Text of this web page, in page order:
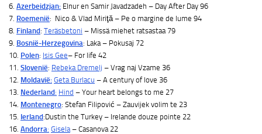
6. Azerbeidzjan: Elnur en Samir Javadzadeh – Day After Day 96
7. Roemenië: Nico & Vlad Miriţă – Pe o margine de lume 94
8. Finland: Teräsbetoni – Missä miehet ratsastaa 79
9. Bosnië-Herzegovina: Laka – Pokusaj 72
10. Polen: Isis Gee– For life 42
11. Slovenië: Rebeka Dremelj – Vrag naj Vzame 36
12. Moldavië: Geta Burlacu – A century of love 36
13. Nederland: Hind – Your heart belongs to me 27
14. Montenegro: Stefan Filipović – Zauvijek volim te 23
15. Ierland:Dustin the Turkey – Irelande douze pointe 22
16. Andorra: Gisela – Casanova 22